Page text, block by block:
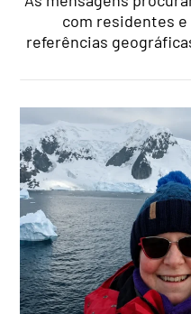
com residentes
referências